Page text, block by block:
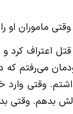
وقتی ماموران
اعتراف
می‌رفتم
وقتی وارد
بدهم. وقتی